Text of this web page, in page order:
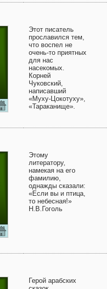
Этот писатель
прославился тем,
что воспел не
очень-то приятных
для нас
насекомых.
Корней
Чуковский,
написавший
«Муху-Цокотуху»,
«Тараканище».
Этому
литератору,
намекая на его
фамилию,
однажды сказали:
«Если вы и птица,
то небесная!»
Н.В.Гоголь
Герой арабских